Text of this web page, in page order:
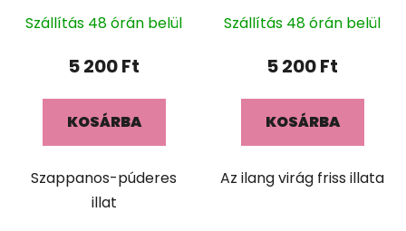
Szállítás 48 órán belül
5 200 Ft
KOSÁRBA
Szappanos-púderes
illat
YLANG 400ml
Szállítás 48 órán belül
5 200 Ft
KOSÁRBA
Az ilang virág friss illata